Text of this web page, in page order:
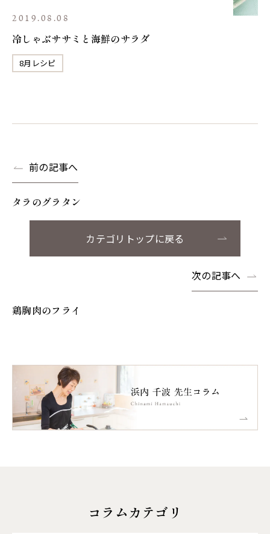
2019.08.08
冷しゃぶササミと海鮮のサラダ
8月レシピ
前の記事へ
タラのグラタン
カテゴリトップに戻る
次の記事へ
鶏胸肉のフライ
コラムカテゴリ